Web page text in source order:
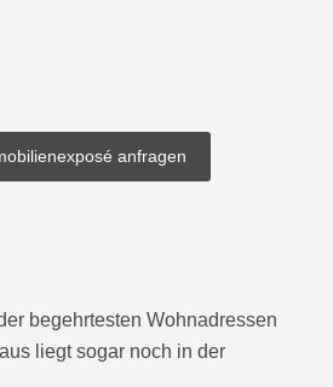
anfragen
begehrtesten Wohnadressen
liegt sogar noch in der